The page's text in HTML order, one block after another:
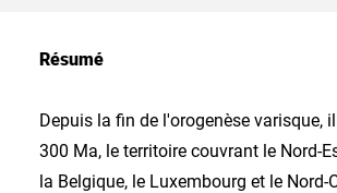
Résumé
Depuis la fin de l'orogenèse varisque,
300 Ma, le territoire couvrant le Nord-
la Belgique, le Luxembourg et le Nord-